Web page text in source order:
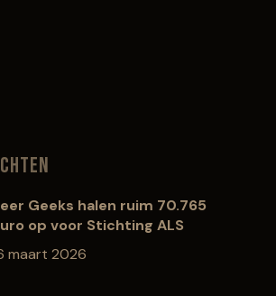
Geeks halen ruim 70.765
op voor Stichting ALS
maart 2026